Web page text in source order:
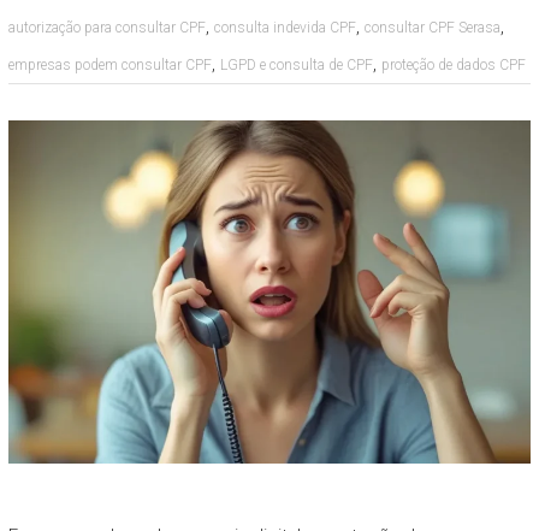
autorização para consultar CPF, consulta indevida CPF, consultar CPF Serasa,
empresas podem consultar CPF, LGPD e consulta de CPF, proteção de dados CPF